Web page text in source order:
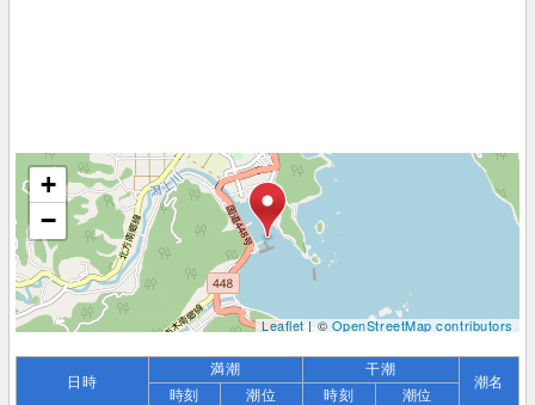
+
−
Leaflet| ©OpenStreetMap contributors
日時
満潮 干潮
潮名
時刻 潮位 時刻
潮位